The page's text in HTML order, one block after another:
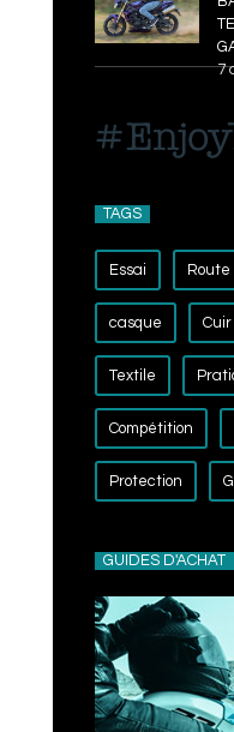
7
TAGS
Essai Route
casque Cuir
Textile
Compétition
Protection
GUIDES D'ACHAT